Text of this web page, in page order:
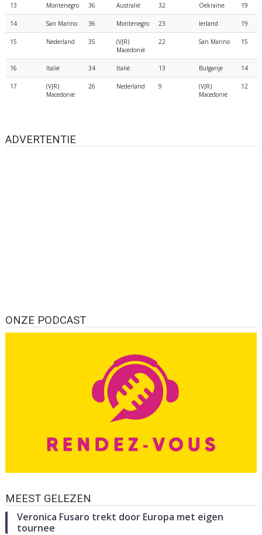
13 Montenegro 36 Australië 32 Oekraïne 19
14 San Marino 36 Montenegro 23 Ierland 19
15 Nederland 35
(VJR)
Macedonië
22 San Marino 15
16 Italië 34 Italië 13 Bulgarije 14
17
(VJR)
Macedonië
26 Nederland 9
(VJR)
Macedonië
12
ADVERTENTIE
ONZE PODCAST
MEEST GELEZEN
Veronica Fusaro trekt door Europa met eigen
tournee